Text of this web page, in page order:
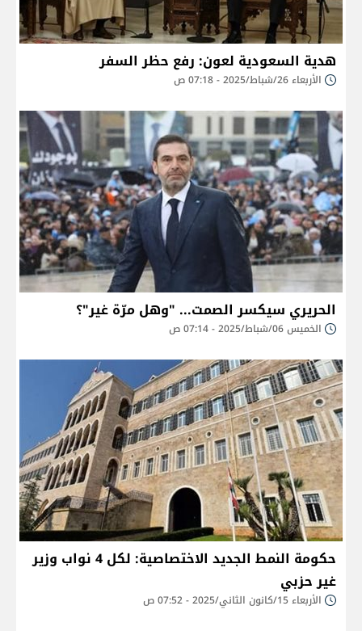
هدية السعودية لعون: رفع حظر السفر
الأربعاء 26/شباط/2025 - 07:18 ص
الحريري سيكسر الصمت... "وهل مرّة غير"؟
الخميس 06/شباط/2025 - 07:14 ص
حكومة النمط الجديد الاختصاصية: لكل 4 نواب وزير
غير حزبي
الأربعاء 15/كانون الثاني/2025 - 07:52 ص